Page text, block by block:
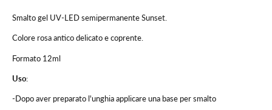
Smalto gel UV-LED semipermanente Sunset.
Colore rosa antico delicato e coprente.
Formato 12ml
Uso:
-Dopo aver preparato l'unghia applicare una base per smalto